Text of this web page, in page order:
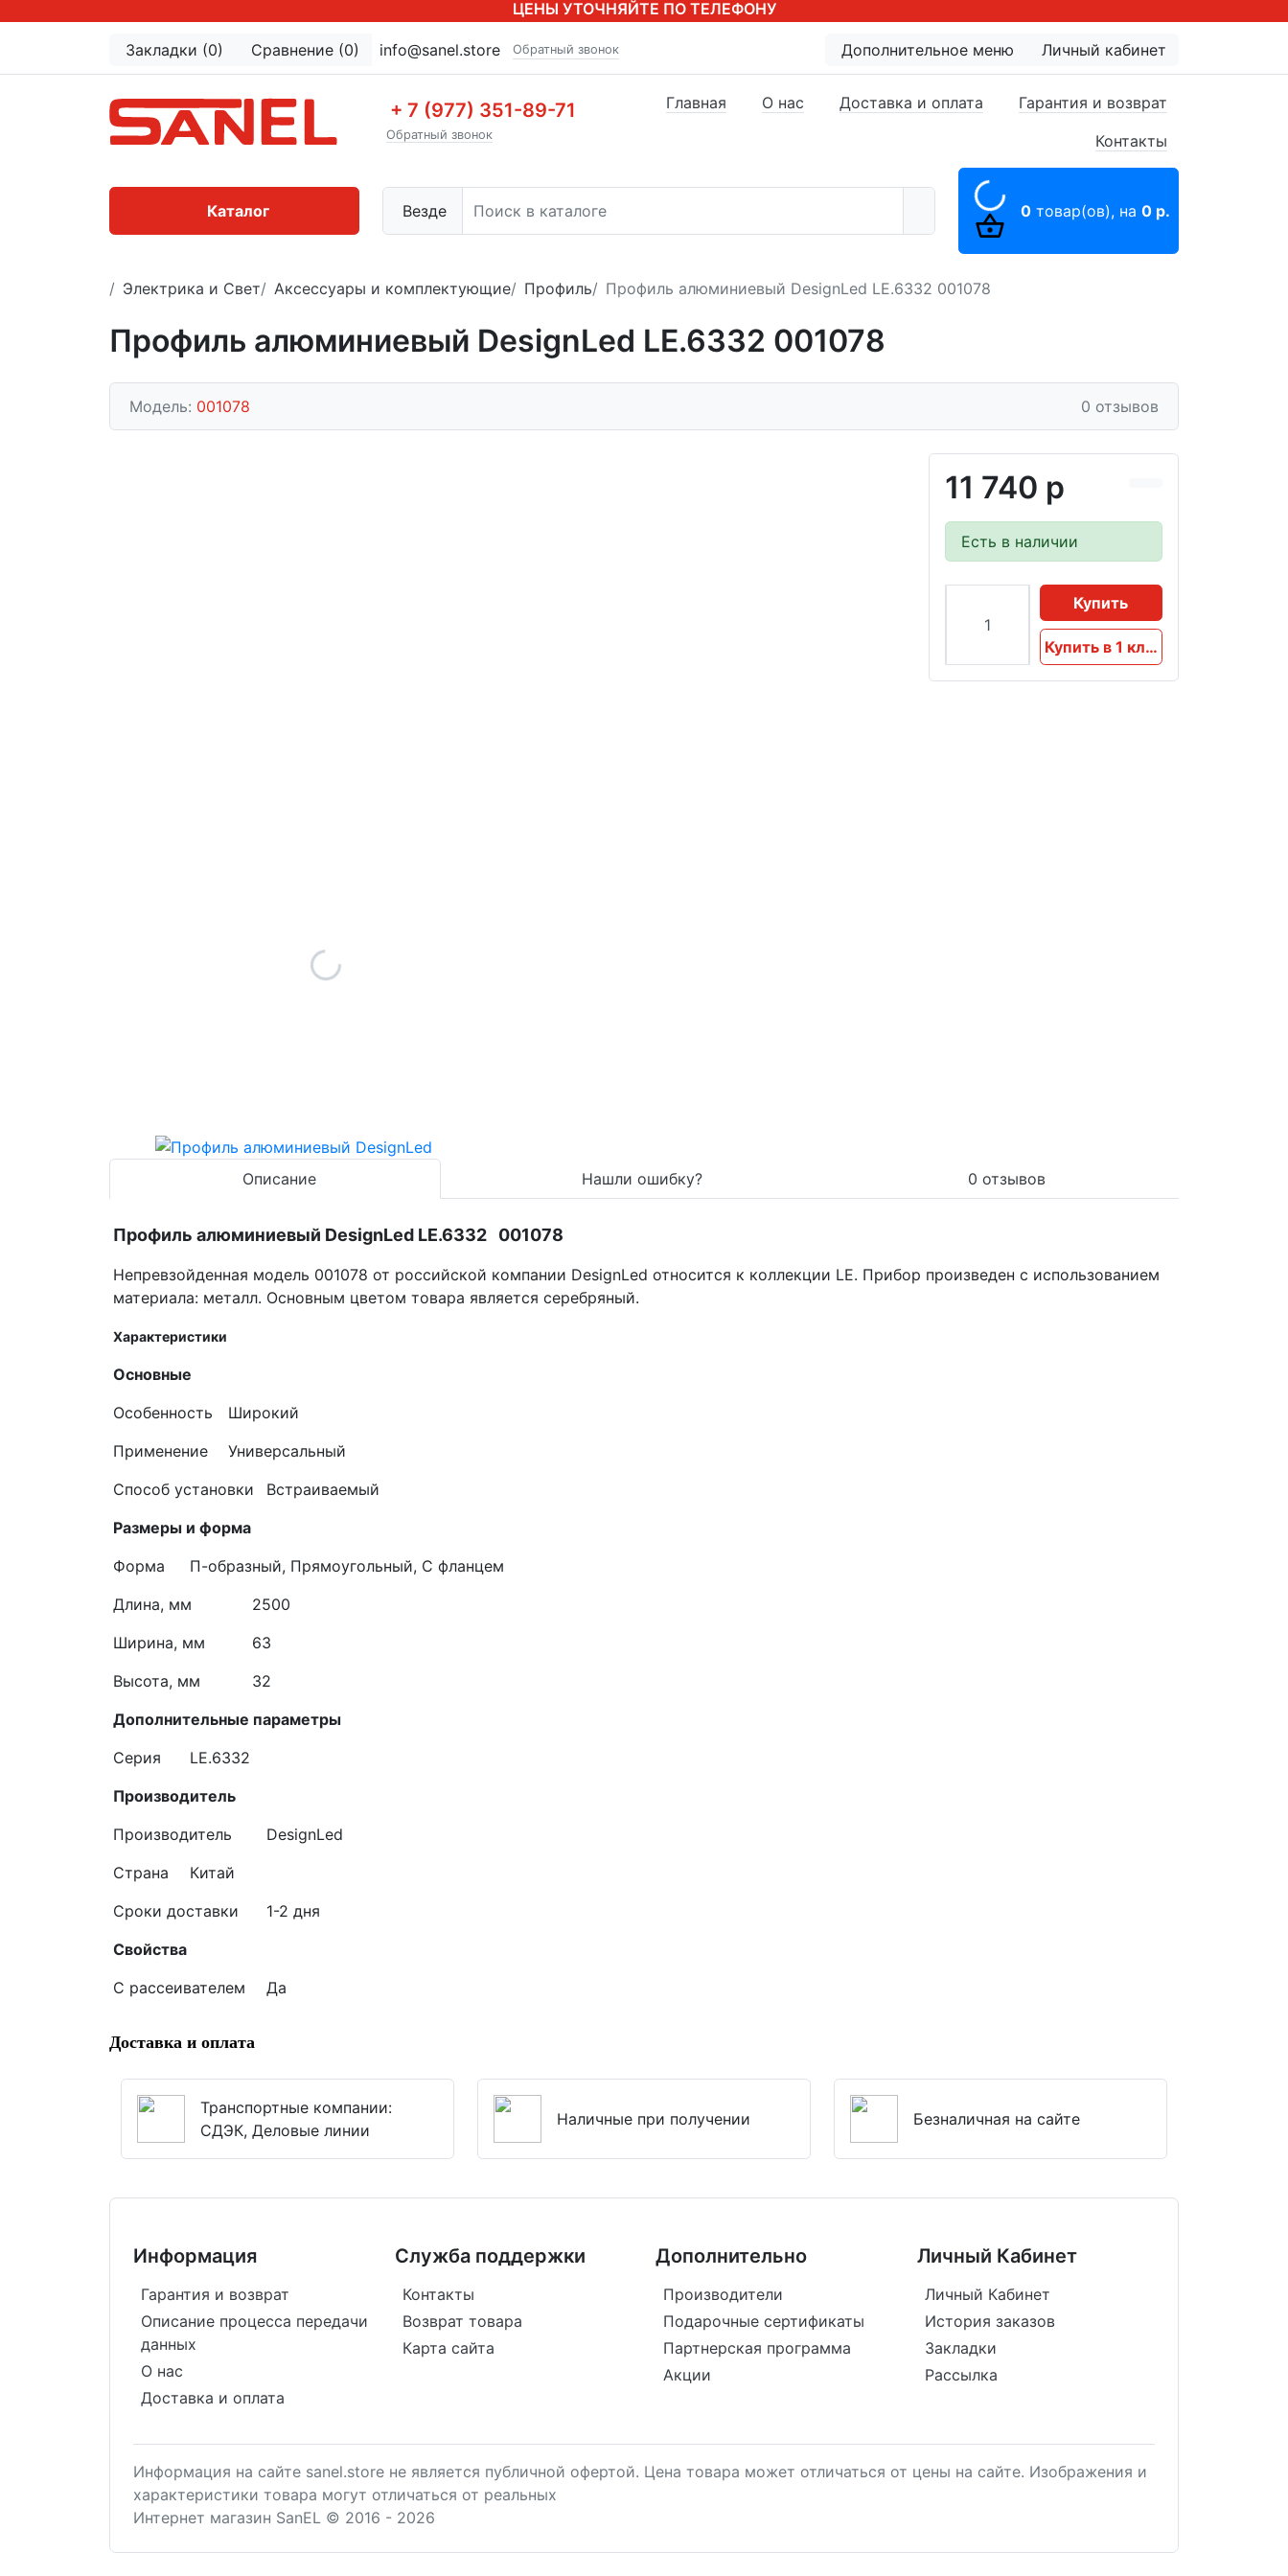
ЦЕНЫ УТОЧНЯЙТЕ ПО ТЕЛЕФОНУ
Закладки (0) Сравнение (0) info@sanel.store Обратный звонок Дополнительное меню Личный кабинет
+ 7 (977) 351-89-71
Обратный звонок
Везде
Главная О нас Доставка и оплата
Гарантия и возврат
Контакты
0 товар(ов), на 0 р.
Каталог
Электрика и Свет Аксессуары и комплектующие Профиль Профиль алюминиевый DesignLed LE.6332 001078
Профиль алюминиевый DesignLed LE.6332 001078
Модель: 001078 0 отзывов
11 740 р
Есть в наличии
Купить
Купить в 1 клик
Описание Нашли ошибку? 0 отзывов
Профиль алюминиевый DesignLed LE.6332 001078
Непревзойденная модель 001078 от российской компании DesignLed относится к коллекции LE. Прибор произведен с использованием
материала: металл. Основным цветом товара является серебряный.
Характеристики
Основные
Особенность
Широкий
Применение
Универсальный
Способ установки
Встраиваемый
Размеры и форма
Форма
П-образный, Прямоугольный, С фланцем
Длина, мм
2500
Ширина, мм
63
Высота, мм
32
Дополнительные параметры
Серия
LE.6332
Производитель
Производитель
DesignLed
Страна
Китай
Сроки доставки
1-2 дня
Свойства
С рассеивателем
Да
Доставка и оплата
Транспортные компании:
СДЭК, Деловые линии
Наличные при получении Безналичная на сайте
Информация
Гарантия и возврат
Описание процесса передачи
данных
О нас
Доставка и оплата
Служба поддержки
Контакты
Возврат товара
Карта сайта
Дополнительно
Производители
Подарочные сертификаты
Партнерская программа
Акции
Личный Кабинет
Личный Кабинет
История заказов
Закладки
Рассылка
Информация на сайте sanel.store не является публичной офертой. Цена товара может отличаться от цены на сайте. Изображения и
характеристики товара могут отличаться от реальных
Интернет магазин SanEL © 2016 - 2026